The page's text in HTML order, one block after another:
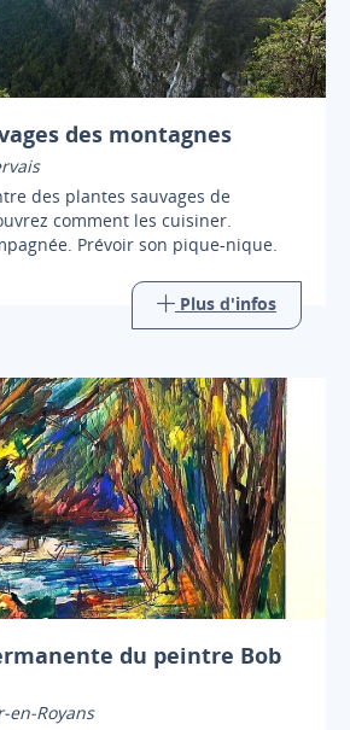
des montagnes
des plantes sauvages de
comment les cuisiner.
Prévoir son pique-nique.
Plus d'infos
du peintre Bob
en-Royans